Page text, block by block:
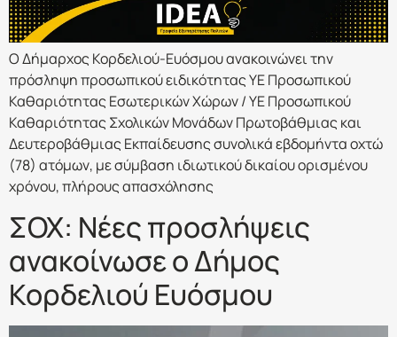
Ο Δήμαρχος Κορδελιού-Ευόσμου ανακοινώνει την
πρόσληψη προσωπικού ειδικότητας ΥΕ Προσωπικού
Καθαριότητας Εσωτερικών Χώρων / ΥΕ Προσωπικού
Καθαριότητας Σχολικών Μονάδων Πρωτοβάθμιας και
Δευτεροβάθμιας Εκπαίδευσης συνολικά εβδομήντα οχτώ
(78) ατόμων, με σύμβαση ιδιωτικού δικαίου ορισμένου
χρόνου, πλήρους απασχόλησης
ΣΟΧ: Νέες προσλήψεις
ανακοίνωσε ο Δήμος
Κορδελιού Ευόσμου